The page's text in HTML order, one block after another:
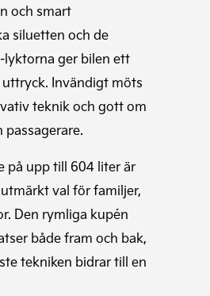
och smart
siluetten och de
lyktorna ger bilen ett
Invändigt möts
teknik och gott om
på upp till 604 liter är
val för familjer,
Den rymliga kupén
både fram och bak,
tekniken bidrar till en